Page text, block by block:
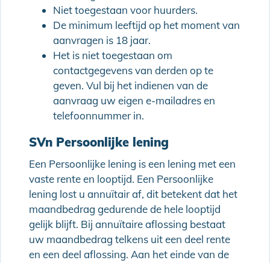
Niet toegestaan voor huurders.
De minimum leeftijd op het moment van
aanvragen is 18 jaar.
Het is niet toegestaan om
contactgegevens van derden op te
geven. Vul bij het indienen van de
aanvraag uw eigen e-mailadres en
telefoonnummer in.
SVn Persoonlijke lening
Een Persoonlijke lening is een lening met een
vaste rente en looptijd. Een Persoonlijke
lening lost u annuïtair af, dit betekent dat het
maandbedrag gedurende de hele looptijd
gelijk blijft. Bij annuïtaire aflossing bestaat
uw maandbedrag telkens uit een deel rente
en een deel aflossing. Aan het einde van de